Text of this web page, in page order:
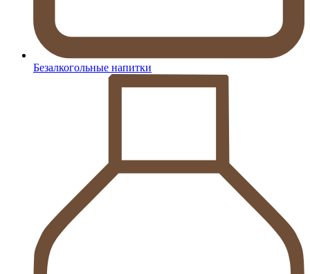
Безалкогольные напитки